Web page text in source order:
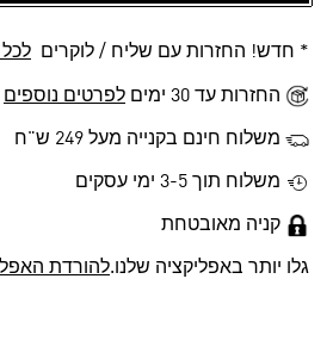
* חדש! החזרות עם שליח / לוקרים
החזרות עד 30 ימים לפרטים נוספים
משלוח חינם בקנייה מעל 249 ש"ח
משלוח תוך 3-5 ימי עסקים
קניה מאובטחת
גלו יותר באפליקציה שלנו.להורדת